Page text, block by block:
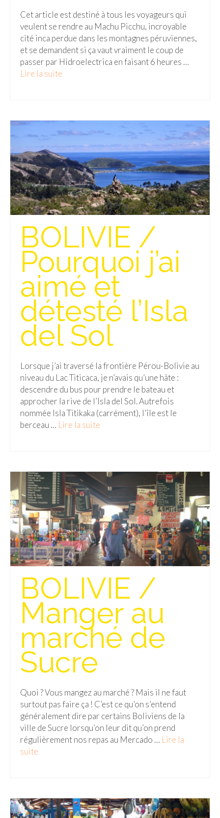
Cet article est destiné à tous les voyageurs qui
veulent se rendre au Machu Picchu, incroyable
cité inca perdue dans les montagnes péruviennes,
et se demandent si ça vaut vraiment le coup de
passer par Hidroelectrica en faisant 6 heures …
Lire la suite­­
BOLIVIE /
Pourquoi j’ai
aimé et
détesté l’Isla
del Sol
Lorsque j’ai traversé la frontière Pérou-Bolivie au
niveau du Lac Titicaca, je n’avais qu’une hâte :
descendre du bus pour prendre le bateau et
approcher la rive de l’Isla del Sol. Autrefois
nommée Isla Titikaka (carrément), l’île est le
berceau … Lire la suite­­
BOLIVIE /
Manger au
marché de
Sucre
Quoi ? Vous mangez au marché ? Mais il ne faut
surtout pas faire ça ! C’est ce qu’on s’entend
généralement dire par certains Boliviens de la
ville de Sucre lorsqu’on leur dit qu’on prend
régulièrement nos repas au Mercado … Lire la
suite­­